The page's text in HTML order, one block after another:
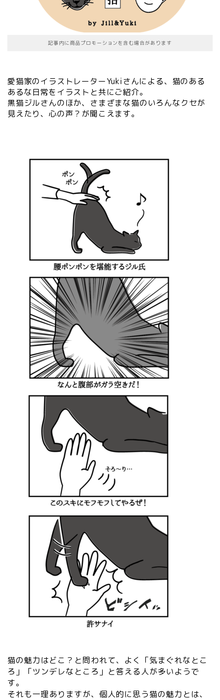
記事内に商品プロモーションを含む場合があります
愛猫家のイラストレーターYukiさんによる、猫のある
あるな日常をイラストと共にご紹介。
黒猫ジルさんのほか、さまざまな猫のいろんなクセが
見えたり、心の声？が聞こえます。
猫の魅力はどこ？と問われて、よく「気まぐれなとこ
ろ」「ツンデレなところ」と答える人が多いようで
す。
それも一理ありますが、個人的に思う猫の魅力とは、